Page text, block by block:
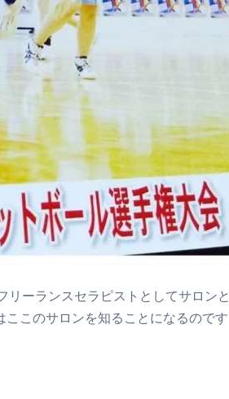
ーランスセラピストとしてサロンと
このサロンを知ることになるのです